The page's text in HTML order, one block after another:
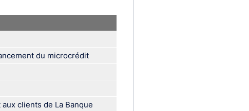
du microcrédit
clients de La Banque